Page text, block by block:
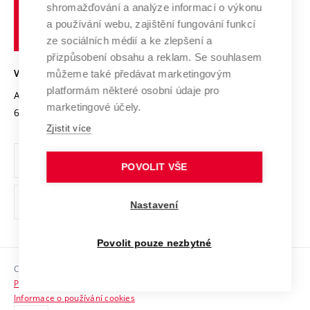
Transfer znalostí
Open Science
Projekty
Projekty ze strukturálních fondů
Specifický výzkum
Služby univerzity
Mezinárodní dohody
Univerzitní sítě
Udržitelná univerzita
Podnikavá univerzita / ContriBUTe
Bezpečná univerzita
Vyznamenání
Organizační struktura
Ochrana osobních údajů
odkaz)
Sociální bezpečí
HR Award
učení
technické
VYSOKÉ UČENÍ TECHNICKÉ V BRNĚ
Antonínská 548/1
602 00 Brno
www.vut.cz
vut@vutbr.cz
Copyright © 2026 VUT
Prohlášení o přístupnosti
Informace o používání cookies
shromažďování a analýze informací o výkonu
a používání webu, zajištění fungování funkcí
ze sociálních médií a ke zlepšení a
přizpůsobení obsahu a reklam. Se souhlasem
můžeme také předávat marketingovým
platformám některé osobní údaje pro
marketingové účely.
Zjistit více
POVOLIT VŠE
Nastavení
Povolit pouze nezbytné